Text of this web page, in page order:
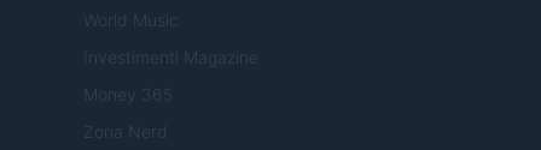
World Music
Investimenti Magazine
Money 365
Zona Nerd